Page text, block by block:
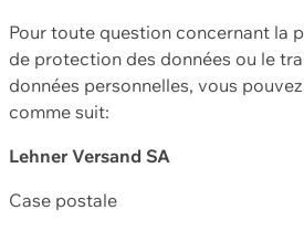
Pour toute question concernant la
de protection des données ou le
données personnelles, vous
comme suit:
Lehner Versand SA
Case postale